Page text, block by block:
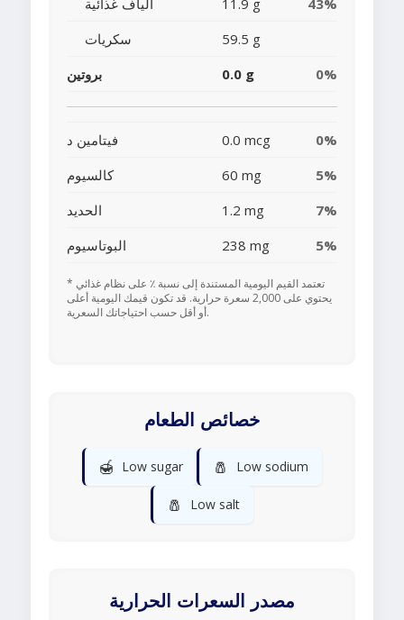
ألياف غذائية 11.9 g
43%
سكريات
59.5 g
بروتين
0.0 g 0%
فيتامين د 0.0 mcg
0%
كالسيوم
60 mg
5%
الحديد
1.2 mg
7%
البوتاسيوم
238 mg 5%
* تعتمد القيم اليومية المستندة إلى نسبة ٪ على نظام غذائي
يحتوي على 2,000 سعرة حرارية. قد تكون قيمك اليومية أعلى
أو أقل حسب احتياجاتك السعرية.
خصائص الطعام
🍯 Low sugar 🧂 Low sodium
🧂 Low salt
مصدر السعرات الحرارية